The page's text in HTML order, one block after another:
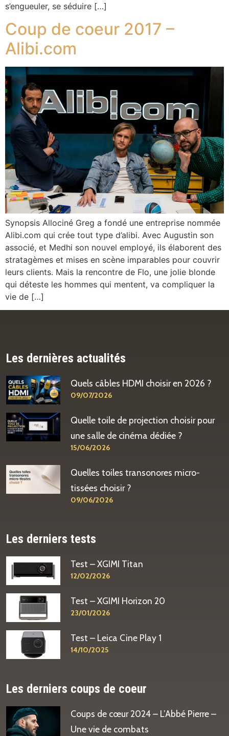
s’engueuler, se séduire […]
Coup de coeur 2017 –
Alibi.com
Synopsis Allociné Greg a fondé une entreprise nommée
Alibi.com qui crée tout type d’alibi. Avec Augustin son
associé, et Medhi son nouvel employé, ils élaborent des
stratagèmes et mises en scène imparables pour couvrir
leurs clients. Mais la rencontre de Flo, une jolie blonde
qui déteste les hommes qui mentent, va compliquer la
vie de […]
Les dernières actualités
Quels câbles HDMI choisir en 2026 ?
09/07/2026
Quelle toile de projection choisir pour
une salle de cinéma dédiée ?
15/06/2026
Quelles toiles transonores micro-
tissées choisir ?
09/06/2026
Les derniers tests
Test – XGIMI Titan
12/02/2026
Test – XGIMI Horizon 20
23/01/2026
Test – Leica Cine Play 1
14/10/2025
Les derniers coups de coeur
Coups de cœur 2024 – L’Abbé Pierre –
Une vie de combats